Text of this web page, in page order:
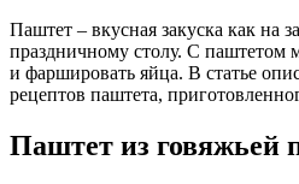
Паштет – вкусная закуска как на
праздничному столу. С паштетом
и фаршировать яйца. В статье
рецептов паштета,
Паштет из говяжьей